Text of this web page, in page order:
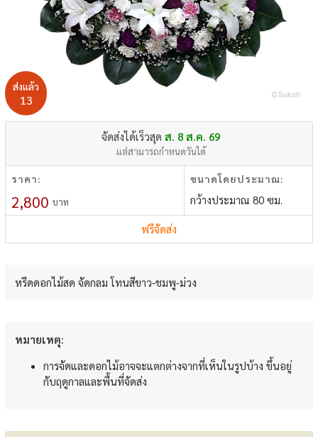
ส่งแล้ว
13
จัดส่งได้เร็วสุด ส. 8 ส.ค. 69
แต่สามารถกำหนดวันได้
ราคา:
2,800 บาท
ขนาดโดยประมาณ:
กว้างประมาณ 80 ซม.
ฟรีจัดส่ง
หรีดดอกไม้สด จัดกลม โทนสีขาว-ชมพู-ม่วง
หมายเหตุ:
การจัดและดอกไม้อาจจะแตกต่างจากที่เห็นในรูปบ้าง ขึ้นอยู่
กับฤดูกาลและพื้นที่จัดส่ง